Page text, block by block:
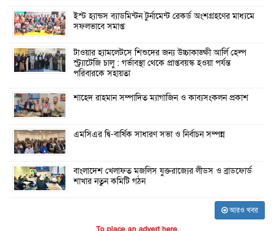
ইস্ট হ্যান্ডস ব্যাডমিন্টন টুর্নামেন্ট রেকর্ড অংশগ্রহণের মাধ্যমে
সফলভাবে সমাপ্ত
টাওয়ার হ্যামলেটসে শিশুদের জন্য উচ্চাকাঙ্ক্ষী আর্লি হেল্প
স্ট্র্যাটেজি চালু : গর্ভাবস্থা থেকে প্রাপ্তবয়স্ক হওয়া পর্যন্ত
পরিবারকে সহায়তা
শাহেদ রাহমান সম্পাদিত ম্যাগাজিন ও কাব্যসংকলন প্রকাশ
এমসিএর দ্বি-বার্ষিক সাধারণ সভা ও নির্বাচন সম্পন্ন
বাংলাদেশ খেলাফত মজলিস যুক্তরাজ্যের লীডস ও ব্রাডফোর্ড
শাখার নতুন কমিটি গঠন
আরও খবর